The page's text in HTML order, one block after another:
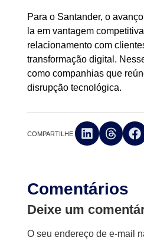
Para o Santander, o
la em vantagem
relacionamento com
transformação digital.
como companhias que
disrupção tecnológica.
COMPARTILHE:
Comentários
Deixe um
O seu endereço de e-mail